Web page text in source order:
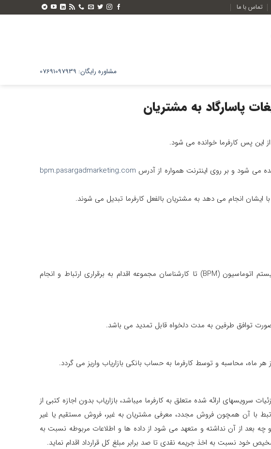
تماس با ما
مشاوره رایگان: 07691097939
پاسارگاد به مشتریان
این پس کارفرما خوانده می شود.
bpm.pasargadmarketing.com
موضوع قرارداد عبارت است از ثبت و درج اطلاعات سرنخ های فروش توسط بازاریاب در بخش مشتریان احتمالی سیستم اتوماسیون (BPM) تا کارشناسان مجموعه اقدام به برقراری ارتباط و انجام
توافق طرفین به مدت دلخواه قابل تمدید می باشد.
سرویسهای ارائه شده متعلق به کارفرما میباشد، بازاریاب بدون اجازه کتبی از
با آن همچون فروش مجدد، معرفی مشتریان به غیر، فروش مستقیم یا غیر
بعد از آن نداشته و متعهد می شود از داده ها و اطلاعات مربوطه نسبت به
خود نسبت به اخذ جریمه نقدی تا صد برابر مبلغ کل قرارداد اقدام نماید.